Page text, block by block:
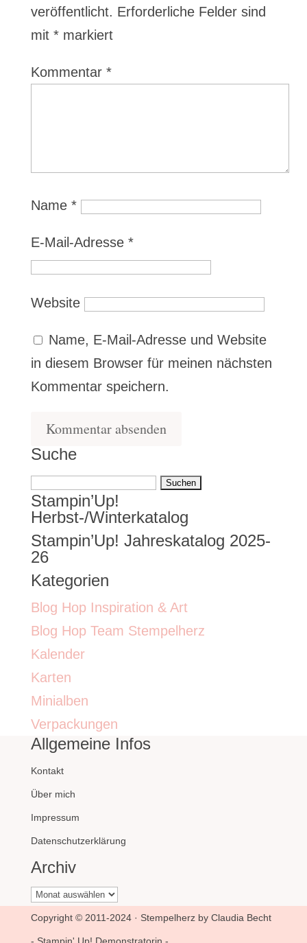
veröffentlicht. Erforderliche Felder sind
mit *markiert
Kommentar *
Name *
E-Mail-Adresse *
Website
Name, E-Mail-Adresse und Website
in diesem Browser für meinen nächsten
Kommentar speichern.
Suche
Suchen
nach:
Stampin’Up!
Herbst-/Winterkatalog
Stampin’Up! Jahreskatalog 2025-
26
Kategorien
Blog Hop Inspiration & Art
Blog Hop Team Stempelherz
Kalender
Karten
Minialben
Verpackungen
Allgemeine Infos
Kontakt
Über mich
Impressum
Datenschutzerklärung
Archiv
Archiv
Copyright © 2011-2024 · Stempelherz by Claudia Becht